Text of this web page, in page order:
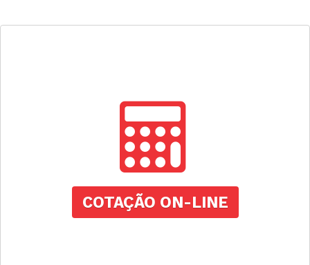
COTAÇÃO ON-LINE